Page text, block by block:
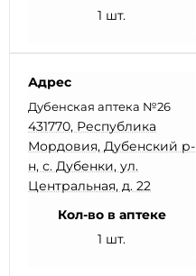
1 шт.
Адрес
Дубенская аптека №26
431770, Республика
Мордовия, Дубенский р-
н, с. Дубенки, ул.
Центральная, д. 22
Кол-во в аптеке
1 шт.